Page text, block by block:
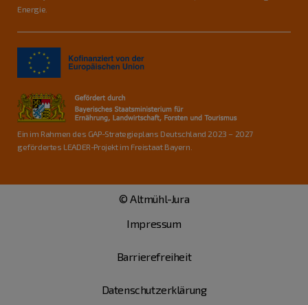
Energie.
Ein im Rahmen des GAP-Strategieplans Deutschland 2023 – 2027
gefördertes LEADER-Projekt im Freistaat Bayern.
© Altmühl-Jura
Impressum
Barrierefreiheit
Datenschutzerklärung